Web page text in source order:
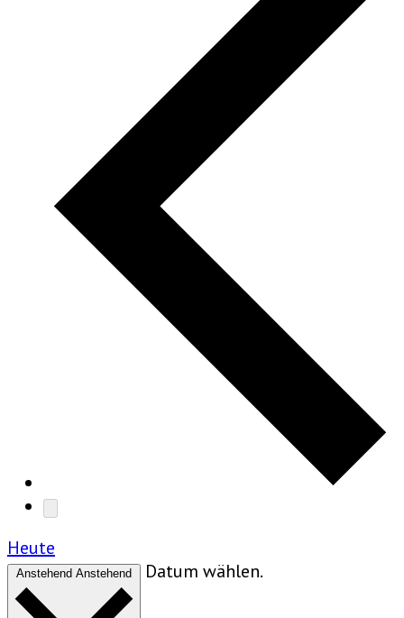
Heute
Anstehend Anstehend Datum wählen.